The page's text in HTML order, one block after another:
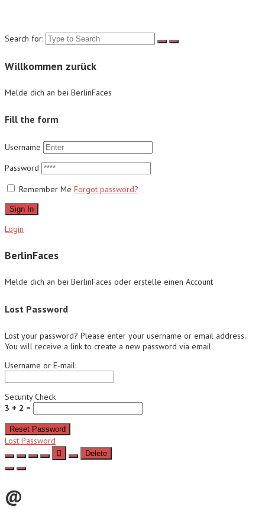
Search for:
Willkommen zurück
Melde dich an bei BerlinFaces
Fill the form
Username
Password
Remember Me Forgot password?
Sign In
Login
BerlinFaces
Melde dich an bei BerlinFaces oder erstelle einen Account
Lost Password
Lost your password? Please enter your username or email address.
You will receive a link to create a new password via email.
Username or E-mail:
Security Check
3 + 2 =
Reset Password
Lost Password
Delete
@